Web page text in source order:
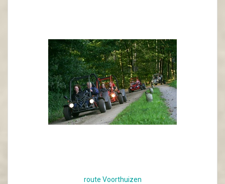
route Voorthuizen